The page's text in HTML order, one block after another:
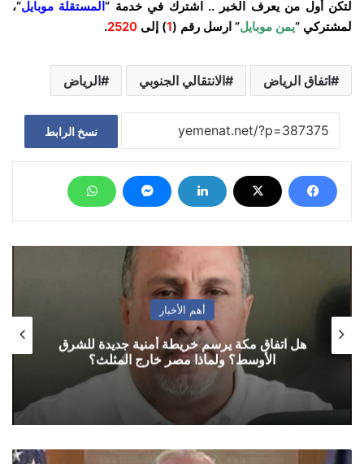
لتكن أول من يعرف الخبر .. اشترك في خدمة “المستقلة موبايل“،
لمشتركي “يمن موبايل” ارسل رقم (1) إلى 2520
.
اتفاق الرياض الانتقالي الجنوبي الرياض
نسخ الرابط
أهم الأخبار
هل اتفاق مكة يرسم خريطة أمنية جديدة للشرق
الأوسط؟ ولماذا مصر خارج المثلث؟
الخارجية